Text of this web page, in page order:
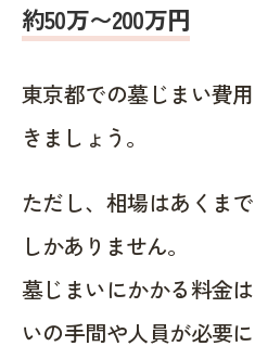
約50万〜200万円
東京都での墓じまい費
きましょう。
ただし、相場はあくま
しかありません。
墓じまいにかかる料金
いの手間や人員が必要